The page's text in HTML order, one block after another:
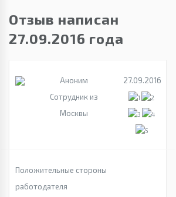
Отзыв написан
27.09.2016 года
Аноним
Сотрудник из
Москвы
27.09.2016
Положительные стороны
работодателя